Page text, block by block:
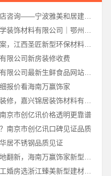
宁波余姚家装设计到店咨询——宁波雅美和居建材科技有限公司
全包空间定制设计方案，江西圣匠新型环保材料有限公司
限公司新房装修收费
湖北省惠物电子商务有限公司最新生鲜食品网站价格解读
报价看海南万赢饰家
京市创亿讯价格透明更靠谱
南京市创亿讯口碑见证品质
居不锈钢品质见证
直营住宅装修设计施工婚房选浙江臻美新型建材有限公司